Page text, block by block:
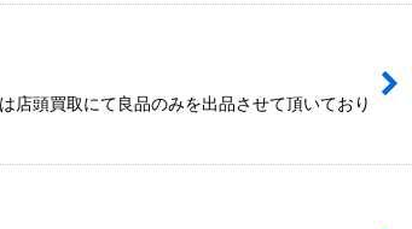
店頭買取にて良品のみを出品させて頂いており